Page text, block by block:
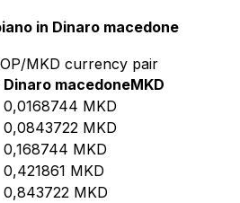
in Dinaro macedone
MKD currency pair
Dinaro macedoneMKD
0,0168744 MKD
0,0843722 MKD
0,168744 MKD
0,421861 MKD
0,843722 MKD